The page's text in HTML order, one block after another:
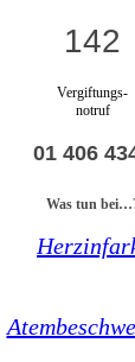
142
Vergiftungs-
notruf
01 406
Was tun